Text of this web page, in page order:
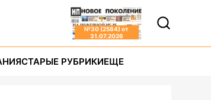
№30 (2584) от
31.07.2026
СТАРЫЕ РУБРИКИЕЩЕ